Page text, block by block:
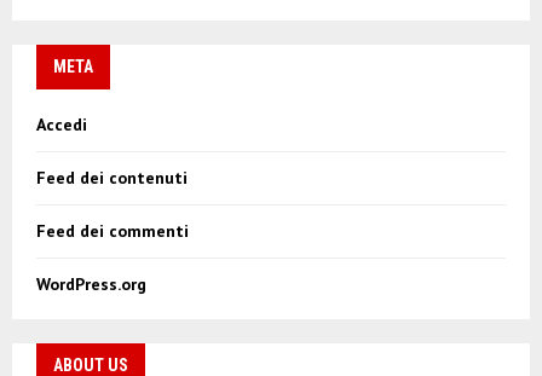
i
a
z
i
META
Accedi
Feed dei contenuti
Feed dei commenti
WordPress.org
ABOUT US